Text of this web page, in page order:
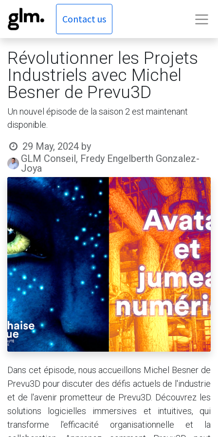
Contact us
Révolutionner les Projets
Industriels avec Michel
Besner de Prevu3D
Un nouvel épisode de la saison 2 est maintenant
disponible.
29 May, 2024 by
GLM Conseil, Fredy Engelberth Gonzalez-
Joya
Dans cet épisode, nous accueillons Michel Besner de
Prevu3D pour discuter des défis actuels de l'industrie
et de l'avenir prometteur de Prevu3D. Découvrez les
solutions logicielles immersives et intuitives, qui
transforme l'efficacité organisationnelle et la